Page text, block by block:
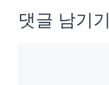
댓글 남기기